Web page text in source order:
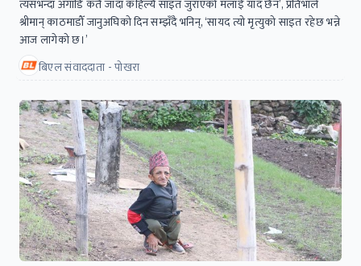
त्यसभन्दा अगाडि कतै जाँदा कहिल्यै साइत जुराएको मलाई याद छैन’, प्रतिभाले
श्रीमान् काठमाडौँ जानुअघिको दिन सम्झँदै भनिन्, ‘सायद त्यो मृत्युको साइत रहेछ भन्ने
आज लागेको छ।’
बिएल संवाददाता - पोखरा